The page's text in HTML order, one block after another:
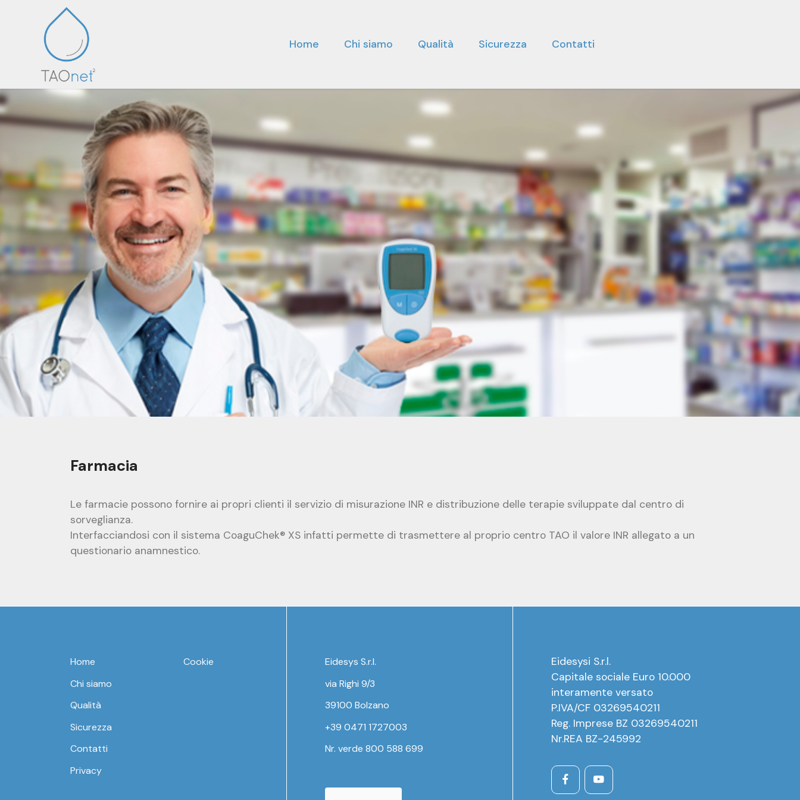
Home Chi siamo Qualità Sicurezza Contatti
Farmacia
Le farmacie possono fornire ai propri clienti il servizio di misurazione INR e distribuzione delle terapie sviluppate dal centro di
sorveglianza.
Interfacciandosi con il sistema CoaguChek® XS infatti permette di trasmettere al proprio centro TAO il valore INR allegato a un
questionario anamnestico.
Home
Chi siamo
Qualità
Sicurezza
Contatti
Privacy
Cookie
Eidesys S.r.l.
via Righi 9/3
39100 Bolzano
+39 0471 1727003
Nr. verde 800 588 699
Eidesysi S.r.l.
Capitale sociale Euro 10.000
interamente versato
P.IVA/CF 03269540211
Reg. Imprese BZ 03269540211
Nr.REA BZ-245992